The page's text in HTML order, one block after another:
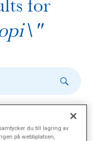
for
du till lagring av
på webbplatsen,